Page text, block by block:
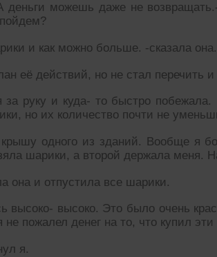
деньги можешь даже не
и как можно больше. -сказала она.
её действий, но не стал перечить
за руку и куда- то быстро
но их количество почти не
одного из зданий. Вообще я
шарики, а второй держала меня.
она и отпустила все шарики.
высоко- высоко. Это было очень
не пожалел денег на то, что купил
я.